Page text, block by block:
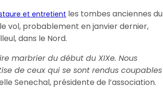
et entretient les tombes anciennes du
vol, probablement en janvier dernier,
dans le Nord.
marbrier du début du XIXe. Nous
de ceux qui se sont rendus coupables
Senechal, présidente de l’association.